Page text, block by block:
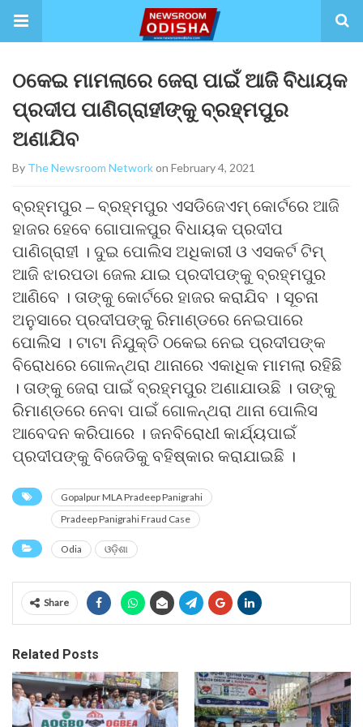
ଠକେଇ ମାମଲାରେ ଜେରା ପାଇଁ ଆଜି ବିଧାୟକ
ପ୍ରଦୀପ ପାଣିଗ୍ରାହୀଙ୍କୁ ବ୍ରହ୍ମପୁର
ଅଣାଯିବ
By The Newsroom Networkon February 4, 2021
ବ୍ରହ୍ମପୁର – ବ୍ରହ୍ମପୁର ଏସଡିଜେଏମ୍ କୋର୍ଟରେ ଆଜି
ହାଜର ହେବେ ଗୋପାଳପୁର ବିଧାୟକ ପ୍ରଦୀପ
ପାଣିଗ୍ରାହୀ । ଦୁଇ ପୋଲିସ ଅଧିକାରୀ ଓ ଏସକର୍ଟ ଟିମ୍
ଆଜି ଝାରପଡା ଜେଲ ଯାଇ ପ୍ରଦୀପଙ୍କୁ ବ୍ରହ୍ମପୁର
ଆଣିବେ । ତାଙ୍କୁ କୋର୍ଟରେ ହାଜର କରାଯିବ । ସୂଚନା
ଅନୁସାରେ ପ୍ରଦୀପଙ୍କୁ ରିମାଣ୍ଡରେ ନେଇପାରେ
ପୋଲିସ । ଟାଟା ନିଯୁକ୍ତି ଠକେଇ ନେଇ ପ୍ରଦୀପଙ୍କ
ବିରୋଧରେ ଗୋଳନ୍ଥରା ଥାନାରେ ଏକାଧିକ ମାମଲା ରହିଛି
। ତାଙ୍କୁ ଜେରା ପାଇଁ ବ୍ରହ୍ମପୁର ଅଣାଯାଉଛି । ତାଙ୍କୁ
ରିମାଣ୍ଡରେ ନେବା ପାଇଁ ଗୋଳନ୍ଥରା ଥାନା ପୋଲିସ
ଆବେଦନ କରିପାରେ । ଜନବିରୋଧୀ କାର୍ଯ୍ୟପାଇଁ
ପ୍ରଦୀପଙ୍କୁ ବିଜେଡିକୁ ବହିଷ୍କାର କରାଯାଇଛି ।
Gopalpur MLA Pradeep Panigrahi
Pradeep Panigrahi Fraud Case
Odia ଓଡ଼ିଶା
Share
Related Posts